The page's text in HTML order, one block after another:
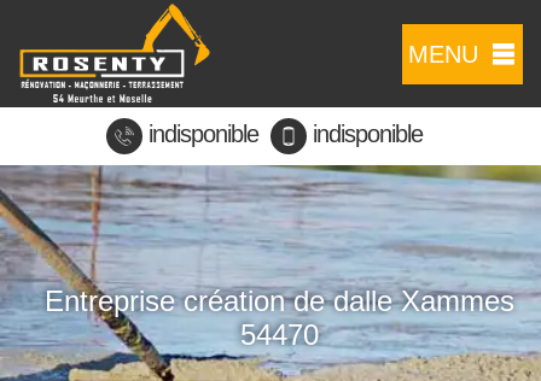
MENU
indisponible indisponible
Entreprise création de dalle Xammes
54470